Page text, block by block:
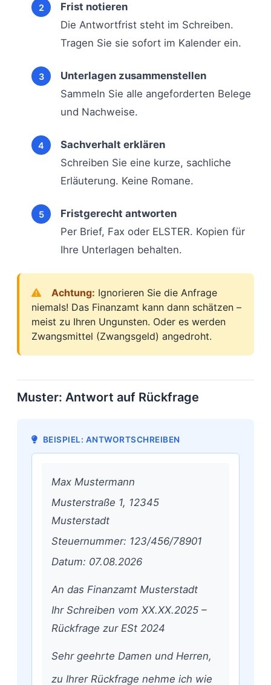
Frist notieren
Die Antwortfrist steht im Schreiben.
Tragen Sie sie sofort im Kalender ein.
Unterlagen zusammenstellen
Sammeln Sie alle angeforderten Belege
und Nachweise.
Sachverhalt erklären
Schreiben Sie eine kurze, sachliche
Erläuterung. Keine Romane.
Fristgerecht antworten
Per Brief, Fax oder ELSTER. Kopien für
Ihre Unterlagen behalten.
Achtung: Ignorieren Sie die Anfrage
niemals! Das Finanzamt kann dann schätzen –
meist zu Ihren Ungunsten. Oder es werden
Zwangsmittel (Zwangsgeld) angedroht.
Muster: Antwort auf Rückfrage
BEISPIEL: ANTWORTSCHREIBEN
Max Mustermann
Musterstraße 1, 12345
Musterstadt
Steuernummer: 123/456/78901
Datum: 07.08.2026
An das Finanzamt Musterstadt
Ihr Schreiben vom XX.XX.2025 –
Rückfrage zur ESt 2024
Sehr geehrte Damen und Herren,
zu Ihrer Rückfrage nehme ich wie